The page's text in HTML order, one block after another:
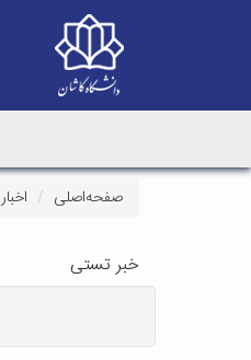
صفحه‌اصلی اخبار
خبر تستی